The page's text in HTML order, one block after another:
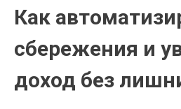
Как
сбережения и
доход без